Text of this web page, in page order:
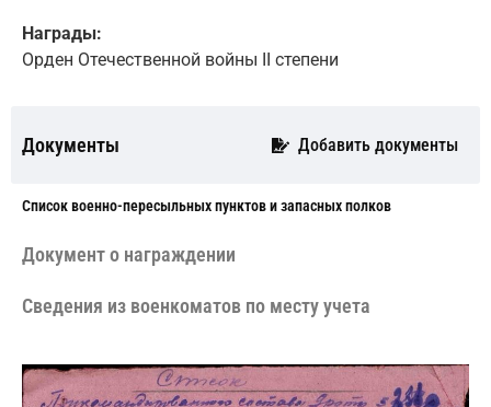
Награды:
Орден Отечественной войны II степени
Документы Добавить документы
Cписок военно-пересыльных пунктов и запасных полков
Документ о награждении
Сведения из военкоматов по месту учета